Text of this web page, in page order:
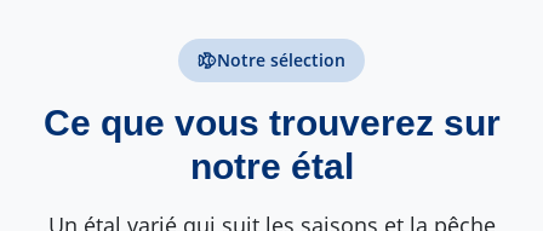
Notre sélection
Ce que vous trouverez sur
notre étal
Un étal varié qui suit les saisons et la pêche